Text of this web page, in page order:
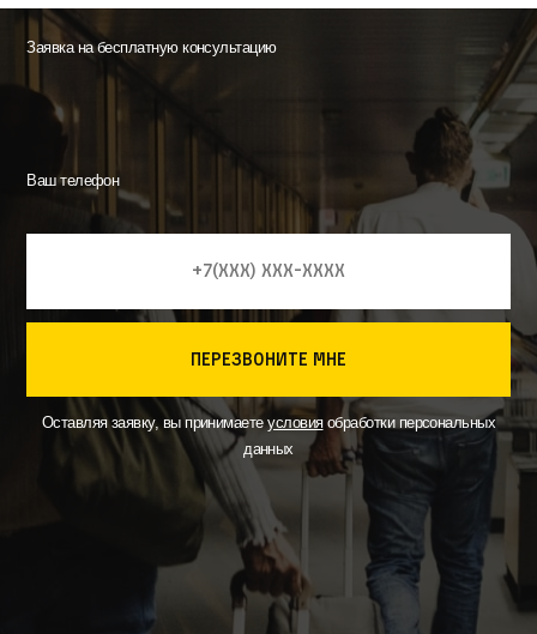
Заявка на бесплатную консультацию
Ваш телефон
перезвоните мне
Оставляя заявку, вы принимаетеусловияобработки персональных
данных